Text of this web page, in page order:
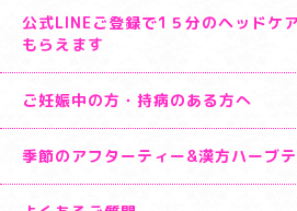
公式LINEご登録で1５分のヘッドケ
もらえます
ご妊娠中の方・持病のある方へ
季節のアフターティー&漢方ハーブ